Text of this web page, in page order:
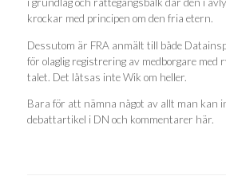
krockar med principen om den fria etern.
Dessutom är FRA anmält till både
för olaglig registrering av medborgare
talet. Det låtsas inte Wik om heller.
Bara för att nämna något av allt man kan
debattartikel i DN och kommentarer här.